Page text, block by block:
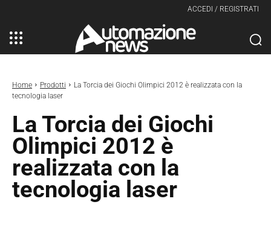
ACCEDI / REGISTRATI
Home Prodotti
La Torcia dei Giochi Olimpici 2012 è realizzata con la
tecnologia laser
La Torcia dei Giochi
Olimpici 2012 è
realizzata con la
tecnologia laser